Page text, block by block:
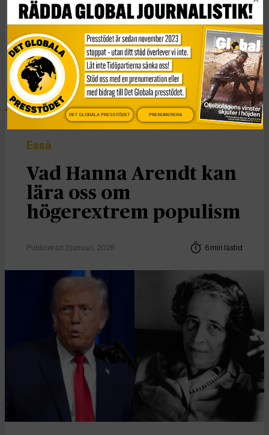
”Världen hör deras röster”, skriver han.
KATEGORI
Nyheter
Essä
Vad Hanna Arendt kan
lära oss om
högerextrem populism
Publicerad 2 januari, 2026 6 min lästid
DET GLOBALA PRESSTÖDET PRENUMERERA